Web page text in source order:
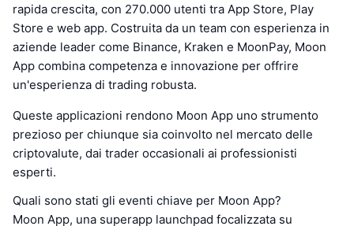
rapida crescita, con 270.000 utenti tra App Store, Play
Store e web app. Costruita da un team con esperienza in
aziende leader come Binance, Kraken e MoonPay, Moon
App combina competenza e innovazione per offrire
un'esperienza di trading robusta.
Queste applicazioni rendono Moon App uno strumento
prezioso per chiunque sia coinvolto nel mercato delle
criptovalute, dai trader occasionali ai professionisti
esperti.
Quali sono stati gli eventi chiave per Moon App?
Moon App, una superapp launchpad focalizzata su